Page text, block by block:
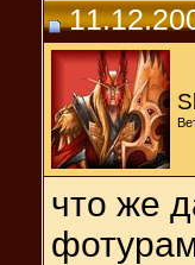
что же